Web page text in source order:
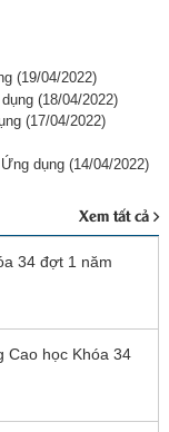
(19/04/2022)
(18/04/2022)
(17/04/2022)
dụng(14/04/2022)
Xem tất cả
34 đợt 1 năm
Cao học Khóa 34